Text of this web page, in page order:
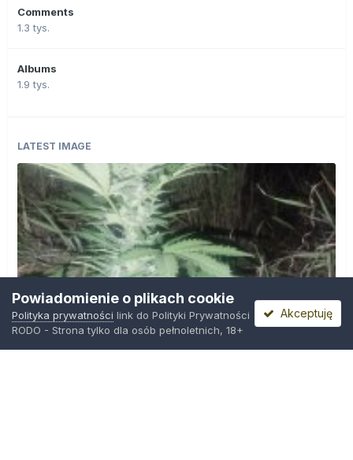
Comments
1.3 tys.
Albums
1.9 tys.
LATEST IMAGE
Powiadomienie o plikach cookie
Polityka prywatności link do Polityki Prywatności
RODO - Strona tylko dla osób pełnoletnich, 18+
Akceptuję